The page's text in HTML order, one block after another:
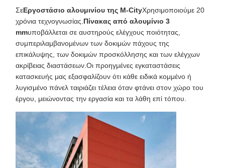
ΣεΕργοστάσιο αλουμινίου της M-CityΧρησιμοποιούμε 20
χρόνια τεχνογνωσίας.Πίνακας από αλουμίνιο 3
mmυποβάλλεται σε αυστηρούς ελέγχους ποιότητας,
συμπεριλαμβανομένων των δοκιμών πάχους της
επικάλυψης, των δοκιμών προσκόλλησης και των ελέγχων
ακρίβειας διαστάσεων.Οι προηγμένες εγκαταστάσεις
κατασκευής μας εξασφαλίζουν ότι κάθε ειδικά κομμένο ή
λυγισμένο πάνελ ταιριάζει τέλεια όταν φτάνει στον χώρο του
έργου, μειώνοντας την εργασία και τα λάθη επί τόπου.